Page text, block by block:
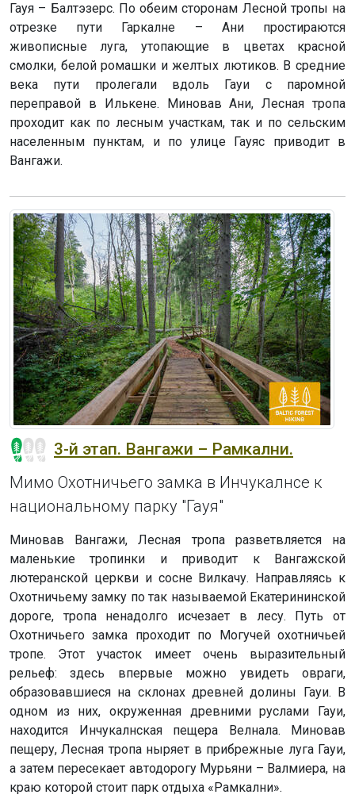
Гауя – Балтэзерс. По обеим сторонам Лесной тропы на
отрезке пути Гаркалне – Ани простираются
живописные луга, утопающие в цветах красной
смолки, белой ромашки и желтых лютиков. В средние
века пути пролегали вдоль Гауи с паромной
переправой в Илькене. Миновав Ани, Лесная тропа
проходит как по лесным участкам, так и по сельским
населенным пунктам, и по улице Гауяс приводит в
Вангажи.
3-й этап. Вангажи – Рамкални.
Мимо Охотничьего замка в Инчукалнсе к
национальному парку "Гауя"
Миновав Вангажи, Лесная тропа разветвляется на
маленькие тропинки и приводит к Вангажской
лютеранской церкви и сосне Вилкачу. Направляясь к
Охотничьему замку по так называемой Екатерининской
дороге, тропа ненадолго исчезает в лесу. Путь от
Охотничьего замка проходит по Могучей охотничьей
тропе. Этот участок имеет очень выразительный
рельеф: здесь впервые можно увидеть овраги,
образовавшиеся на склонах древней долины Гауи. В
одном из них, окруженная древними руслами Гауи,
находится Инчукалнская пещера Велнала. Миновав
пещеру, Лесная тропа ныряет в прибрежные луга Гауи,
а затем пересекает автодорогу Мурьяни – Валмиера, на
краю которой стоит парк отдыха «Рамкални».